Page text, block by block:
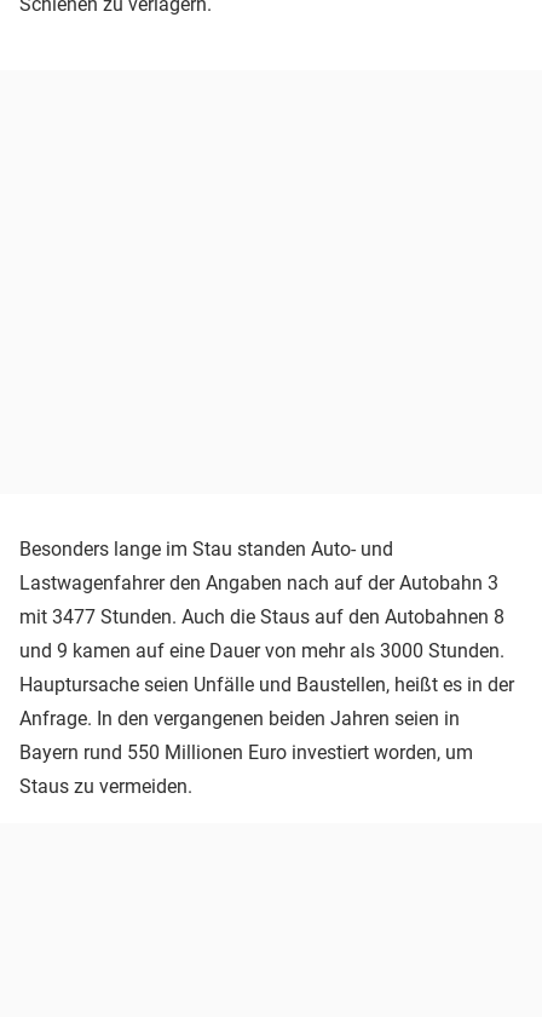
Besonders lange im Stau standen Auto- und
Lastwagenfahrer den Angaben nach auf der Autobahn 3
mit 3477 Stunden. Auch die Staus auf den Autobahnen 8
und 9 kamen auf eine Dauer von mehr als 3000 Stunden.
Hauptursache seien Unfälle und Baustellen, heißt es in der
Anfrage. In den vergangenen beiden Jahren seien in
Bayern rund 550 Millionen Euro investiert worden, um
Staus zu vermeiden.